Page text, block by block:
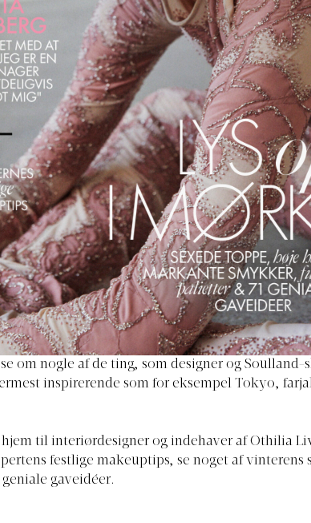
om nogle af de ting, som designer og Soulland-
inspirerende som for eksempel Tokyo,
hjem til interiørdesigner og indehaver af Othilia
festlige makeuptips, se noget af vinterens
gaveidéer.⁠